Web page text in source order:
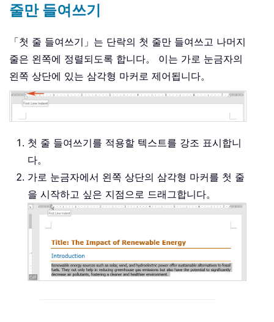
줄만 들여쓰기
「첫 줄 들여쓰기」는 단락의 첫 줄만 들여쓰고 나머지
줄은 왼쪽에 정렬되도록 합니다。 이는 가로 눈금자의
왼쪽 상단에 있는 삼각형 마커로 제어됩니다。
첫 줄 들여쓰기를 적용할 텍스트를 강조 표시합니
다。
가로 눈금자에서 왼쪽 상단의 삼각형 마커를 첫 줄
을 시작하고 싶은 지점으로 드래그합니다。